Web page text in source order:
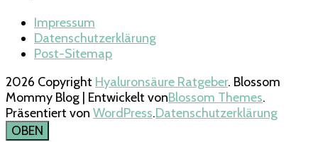
Impressum
Datenschutzerklärung
Post-Sitemap
2026 Copyright Hyaluronsäure Ratgeber. Blossom
Mommy Blog | Entwickelt vonBlossom Themes.
Präsentiert von WordPress.Datenschutzerklärung
OBEN